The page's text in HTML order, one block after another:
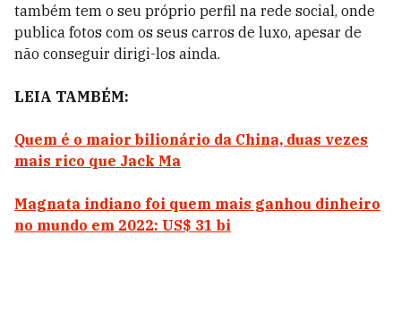
também tem o seu próprio perfil na rede social, onde
publica fotos com os seus carros de luxo, apesar de
não conseguir dirigi-los ainda.
LEIA TAMBÉM:
Quem é o maior bilionário da China, duas vezes
mais rico que Jack Ma
Magnata indiano foi quem mais ganhou dinheiro
no mundo em 2022: US$ 31 bi